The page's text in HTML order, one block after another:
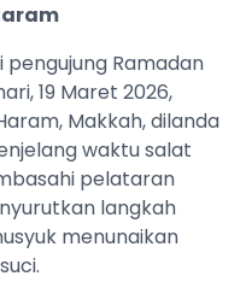
pengujung Ramadan
19 Maret 2026,
Makkah, dilanda
waktu salat
pelataran
langkah
menunaikan